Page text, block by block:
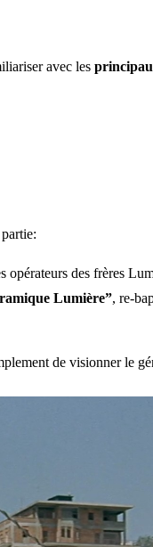
avec les
opérateurs des frères
Lumière”, re-
de visionner le